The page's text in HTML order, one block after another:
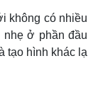
không có nhiều
nhẹ ở phần đầu
tạo hình khác lạ